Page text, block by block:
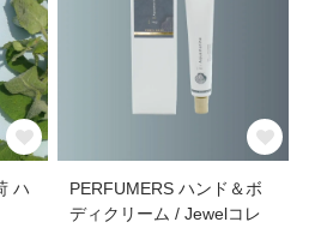
ハ
PERFUMERS ハンド＆ボ
ディクリーム / Jewelコレ